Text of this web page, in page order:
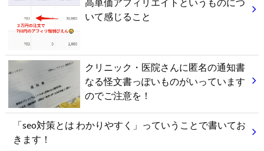
いて感じること
クリニック・医院さんに匿名の通知書
なる怪文書っぽいものがいっています
のでご注意を！
「seo対策とは わかりやすく」っていうことで書いてお
きます！